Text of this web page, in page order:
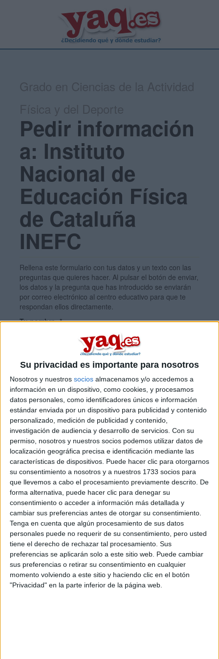
Su privacidad es importante para nosotros
Nosotros y nuestros socios almacenamos y/o accedemos a
información en un dispositivo, como cookies, y procesamos
datos personales, como identificadores únicos e información
estándar enviada por un dispositivo para publicidad y contenido
personalizado, medición de publicidad y contenido,
investigación de audiencia y desarrollo de servicios. Con su
permiso, nosotros y nuestros socios podemos utilizar datos de
localización geográfica precisa e identificación mediante las
características de dispositivos. Puede hacer clic para otorgarnos
su consentimiento a nosotros y a nuestros 1733 socios para
que llevemos a cabo el procesamiento previamente descrito. De
forma alternativa, puede hacer clic para denegar su
consentimiento o acceder a información más detallada y
cambiar sus preferencias antes de otorgar su consentimiento.
Tenga en cuenta que algún procesamiento de sus datos
personales puede no requerir de su consentimiento, pero usted
tiene el derecho de rechazar tal procesamiento. Sus
preferencias se aplicarán solo a este sitio web. Puede cambiar
sus preferencias o retirar su consentimiento en cualquier
momento volviendo a este sitio y haciendo clic en el botón
"Privacidad" en la parte inferior de la página web.
Pedir información
a: Instituto
Nacional de
Educación Física
de Cataluña
INEFC
Rellena este formulario con tus datos y un texto con las
preguntas que quieres hacer. Al pulsar el botón de enviar,
los datos y la pregunta que has introducido se enviarán
por correo electrónico al centro educativo para que te
respondan ellos directamente.
Tu nombre:*
Tu email:*
¿Qué quieres preguntar?*
Escribe aquí las dudas o preguntas que te gustaría que te
respondieran: plazos de preinscripción, precios, plazas
disponibles…:
Acepto lostérminos y condicionesy lapolítica de
privacidad:*